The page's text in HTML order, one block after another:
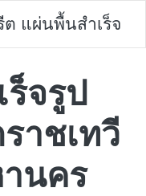
แผ่นพื้นสำเร็จ
จรูป
าชเทวี
นคร